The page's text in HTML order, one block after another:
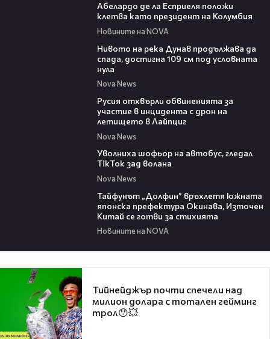
Абелардо де ла Есприеля положи
клетва като президент на Колумбия
Новините на NOVA
Нивото на река Дунав продължава да
спада, достигна 109 см под условната
нула
Nova News
Русия отхвърли обвиненията за
участие в инцидента с дрон на
летището в Лайпциг
Nova News
Уволниха шофьор на автобус, гледал
TikTok зад волана
Nova News
Тайфунът „Долфин” връхлетя южната
японска префектура Окинава, Източен
Китай се готви за стихията
Новините на NOVA
Тийнейджър почти спечели над
милион долара с тотален гейминг
трол😯💥